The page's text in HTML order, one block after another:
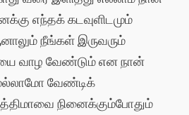
எந்தக் கடவுளிடமும்
நீங்கள் இருவரும்
வாழ வேண்டும் என நான்
வேண்டிக்
நினைக்கும்போதும்